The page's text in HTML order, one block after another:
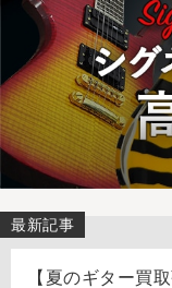
最新記事
【夏のギター買